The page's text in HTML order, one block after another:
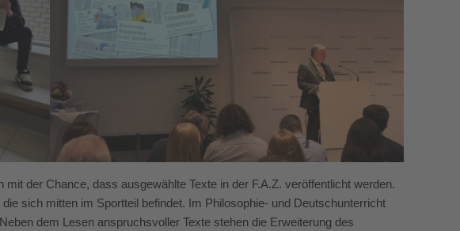
der Chance, dass ausgewählte Texte in der F.A.Z. veröffentlicht werden.
sich mitten im Sportteil befindet. Im Philosophie- und Deutschunterricht
dem Lesen anspruchsvoller Texte stehen die Erweiterung des